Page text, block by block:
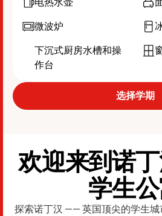
微波炉
下沉式厨房水槽和操
作台
选择学期
欢迎来到诺
学生
探索诺丁汉 —— 英国顶尖的学生